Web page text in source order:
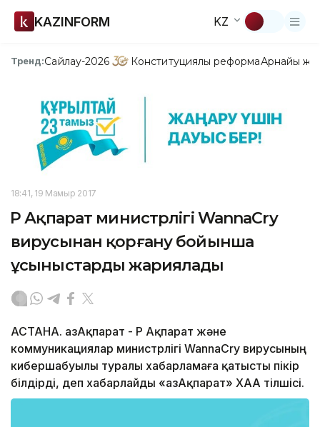
KAZINFORM KZ
Тренд:Сайлау-2026 Конституциялық реформаАрнайы
18:41, 19 Мамыр 2017
ҚР Ақпарат министрлігі WannaCry
вирусынан қорғану бойынша
ұсыныстарды жариялады
АСТАНА. ҚазАқпарат - ҚР Ақпарат және
коммуникациялар министрлігі WannaCry вирусының
кибершабуылы туралы хабарламаға қатысты пікір
білдірді, деп хабарлайды «ҚазАқпарат» ХАА тілшісі.